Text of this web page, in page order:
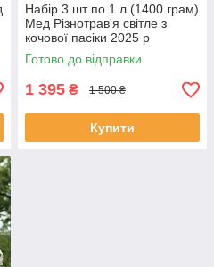
Набір 3 шт по 1 л (1400 грам)
Мед Різнотрав'я світле з
кочової пасіки 2025 р
Готово до відправки
1 395 ₴ 1 500 ₴
Купити